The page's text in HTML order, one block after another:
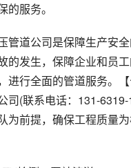
服务。
管道公司是保障生产安
的发生，保障企业和员
进行全面的管道服务。【
司(联系电话：131-
为前提，确保工程质量